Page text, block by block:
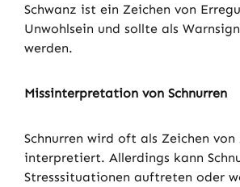
Schwanz ist ein Zeichen von
Unwohlsein und sollte als
werden.
Missinterpretation von Schnurren
Schnurren wird oft als Zeichen
interpretiert. Allerdings kann
Stresssituationen auftreten oder